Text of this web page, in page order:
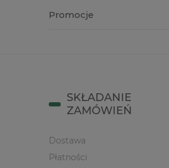
Promocje
SKŁADANIE
ZAMÓWIEŃ
Dostawa
Płatności